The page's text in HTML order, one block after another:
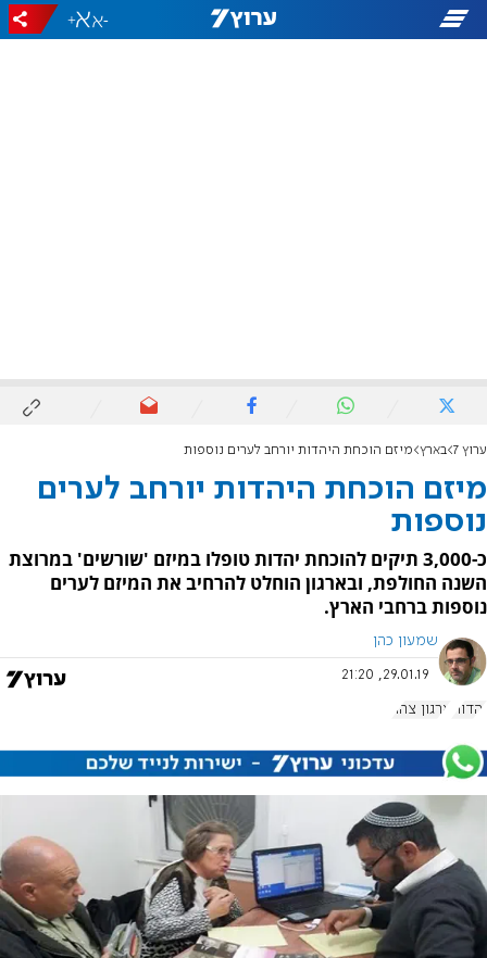
-
+
ערוץ 7 בארץ מיזם הוכחת היהדות יורחב לערים נוספות
מיזם הוכחת היהדות יורחב לערים
נוספות
כ-3,000 תיקים להוכחת יהדות טופלו במיזם 'שורשים' במרוצת
השנה החולפת, ובארגון הוחלט להרחיב את המיזם לערים
נוספות ברחבי הארץ.
שמעון כהן
29.01.19, 21:20
יהדות ארגון צהר